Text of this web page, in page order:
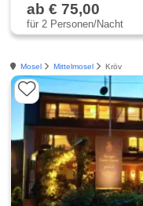
ab € 75,00
für 2 Personen/Nacht
Mosel Mittelmosel Kröv